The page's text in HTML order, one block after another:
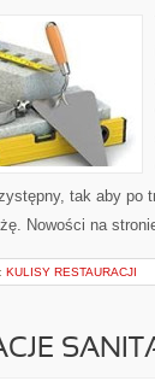
tak aby po
Nowości na
KULISY RESTAURACJI